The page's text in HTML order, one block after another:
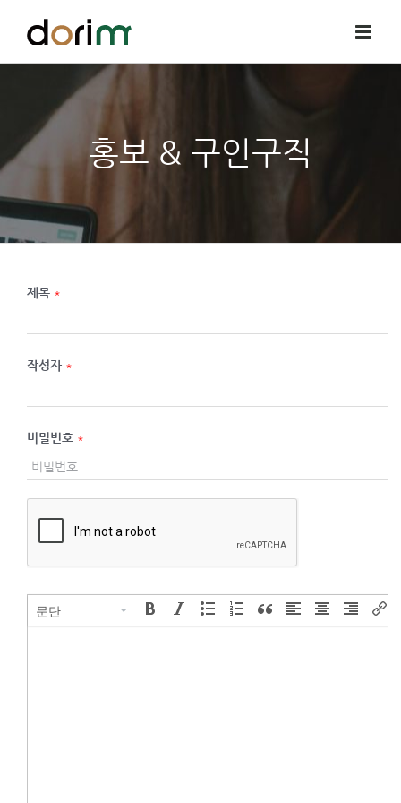
홍보 & 구인구직
제목 *
작성자 *
비밀번호 *
문단